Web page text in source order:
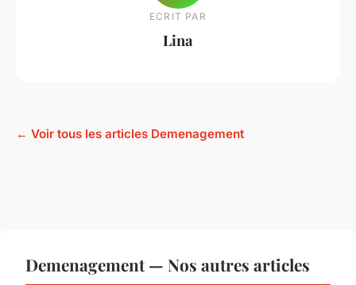
ECRIT PAR
Lina
← Voir tous les articles Demenagement
Demenagement — Nos autres articles